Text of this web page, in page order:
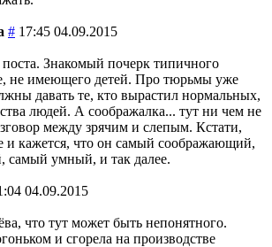
# 17:45 04.09.2015
поста. Знакомый почерк типичного
не имеющего детей. Про тюрьмы уже
давать те, кто вырастил нормальных,
людей. А соображалка... тут ни чем не
между зрячим и слепым. Кстати,
и кажется, что он самый соображающий,
самый умный, и так далее.
04.09.2015
что тут может быть непонятного.
и сгорела на производстве